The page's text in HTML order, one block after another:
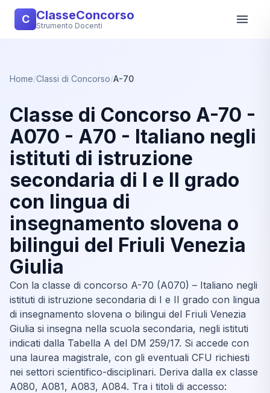
C ClasseConcorso
Strumento Docenti
Home/Classi di Concorso/A-70
Classe di Concorso A-70 -
A070 - A70 - Italiano negli
istituti di istruzione
secondaria di I e II grado
con lingua di
insegnamento slovena o
bilingui del Friuli Venezia
Giulia
Con la classe di concorso A-70 (A070) – Italiano negli
istituti di istruzione secondaria di I e II grado con lingua
di insegnamento slovena o bilingui del Friuli Venezia
Giulia si insegna nella scuola secondaria, negli istituti
indicati dalla Tabella A del DM 259/17. Si accede con
una laurea magistrale, con gli eventuali CFU richiesti
nei settori scientifico-disciplinari. Deriva dalla ex classe
A080, A081, A083, A084. Tra i titoli di accesso: